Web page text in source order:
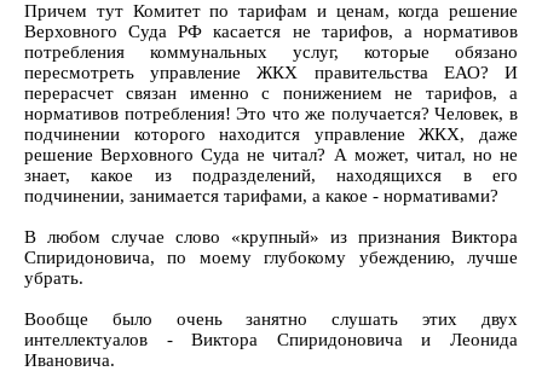
Причем тут Комитет по тарифам и ценам, когда решение
Верховного Суда РФ касается не тарифов, а нормативов
потребления коммунальных услуг, которые обязано
пересмотреть управление ЖКХ правительства ЕАО? И
перерасчет связан именно с понижением не тарифов, а
нормативов потребления! Это что же получается? Человек, в
подчинении которого находится управление ЖКХ, даже
решение Верховного Суда не читал? А может, читал, но не
знает, какое из подразделений, находящихся в его
подчинении, занимается тарифами, а какое - нормативами?
В любом случае слово «крупный» из признания Виктора
Спиридоновича, по моему глубокому убеждению, лучше
убрать.
Вообще было очень занятно слушать этих двух
интеллектуалов - Виктора Спиридоновича и Леонида
Ивановича.